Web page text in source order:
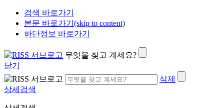
검색 바로가기
본문 바로가기(skip to content)
하단정보 바로가기
무엇을 찾고 계세요?
닫기
삭제
상세검색